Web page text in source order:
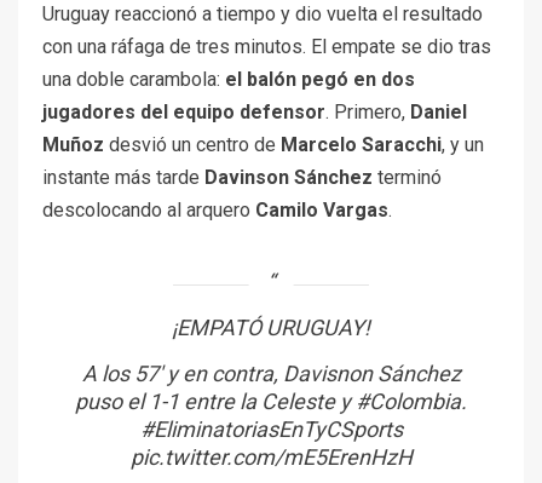
Uruguay reaccionó a tiempo y dio vuelta el resultado
con una ráfaga de tres minutos. El empate se dio tras
una doble carambola: el balón pegó en dos
jugadores del equipo defensor. Primero, Daniel
Muñoz desvió un centro de Marcelo Saracchi, y un
instante más tarde Davinson Sánchez terminó
descolocando al arquero Camilo Vargas.
¡EMPATÓ URUGUAY!
A los 57′ y en contra, Davisnon Sánchez
puso el 1-1 entre la Celeste y#Colombia.
#EliminatoriasEnTyCSports
pic.twitter.com/mE5ErenHzH